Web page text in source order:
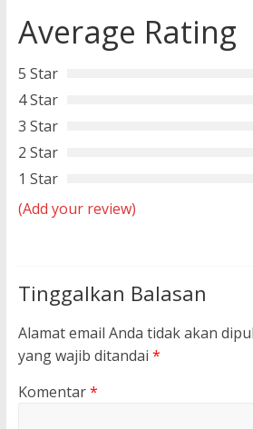
Average Rating
5 Star
4 Star
3 Star
2 Star
1 Star
(Add your review)
Tinggalkan Balasan
Alamat email Anda tidak akan
yang wajib ditandai *
Komentar*